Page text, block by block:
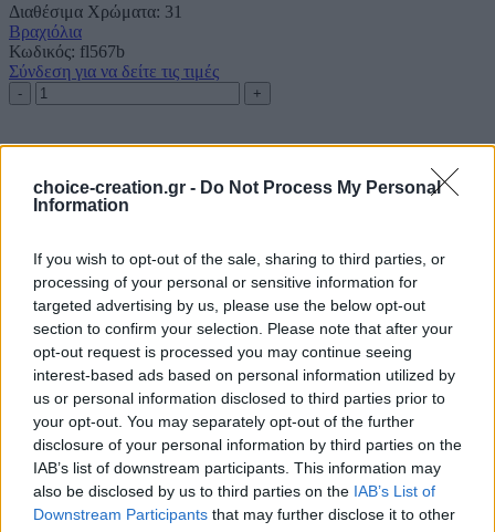
choice-creation.gr - Do Not Process My Personal
Information
If you wish to opt-out of the sale, sharing to third parties, or
processing of your personal or sensitive information for
targeted advertising by us, please use the below opt-out
section to confirm your selection. Please note that after your
opt-out request is processed you may continue seeing
interest-based ads based on personal information utilized by
us or personal information disclosed to third parties prior to
your opt-out. You may separately opt-out of the further
disclosure of your personal information by third parties on the
IAB’s list of downstream participants. This information may
also be disclosed by us to third parties on the IAB’s List of
Downstream Participants that may further disclose it to other
Διαθέσιμα Χρώματα: 31
Βραχιόλια
Κωδικός: fl567b
Σύνδεση για να δείτε τις τιμές
Macrame
βραχιόλι
ποσότητα
+ Λίστα
Macrame
κολιέ
τριαντάφυλλo
ποσότητα
Προσθήκη στο καλάθι
Macrame κολιέ τριαντάφυλλo
Διαθέσιμα Χρώματα: 30
Κολιέ
Κωδικός:fl567k
Σύνδεση για να δείτε τις τιμές
Macrame
κολιέ
τριαντάφυλλo
ποσότητα
Περισσότερα προϊόντα
Γίνεται φόρτωση...